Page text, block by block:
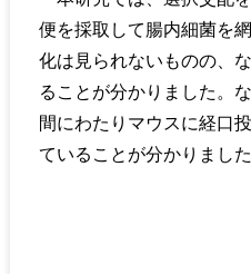
便を採取して腸内細菌を
化は見られないものの、
ることが分かりました。
間にわたりマウスに経口
ていることが分かりました